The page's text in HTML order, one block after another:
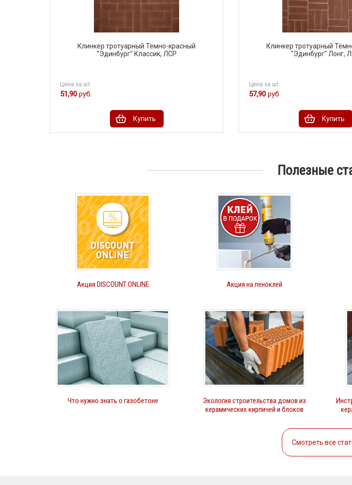
Клинкер тротуарный Тёмно-красный
"Эдинбург" Классик, ЛСР
Цена за шт.
51,90 руб.
Купить
Клинкер тротуарный
"Эдинбург" Лонг,
Цена за шт.
57,90 руб.
Купить
Полезные
Акция DISCOUNT ONLINE Акция на пеноклей
Что нужно знать о газобетоне
Экология строительства домов из
керамических кирпичей и блоков
Смотреть все